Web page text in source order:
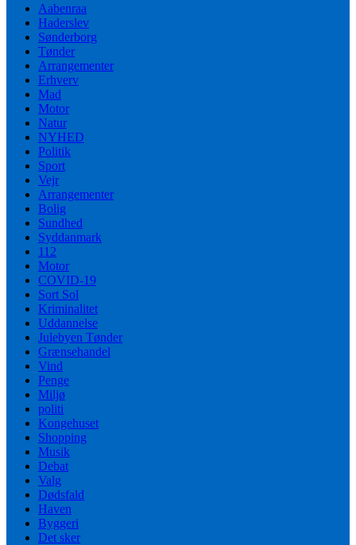
Aabenraa
Haderslev
Sønderborg
Tønder
Arrangementer
Erhverv
Mad
Motor
Natur
NYHED
Politik
Sport
Vejr
Arrangementer
Bolig
Sundhed
Syddanmark
112
Motor
COVID-19
Sort Sol
Kriminalitet
Uddannelse
Julebyen Tønder
Grænsehandel
Vind
Penge
Miljø
politi
Kongehuset
Shopping
Musik
Debat
Valg
Dødsfald
Haven
Byggeri
Det sker